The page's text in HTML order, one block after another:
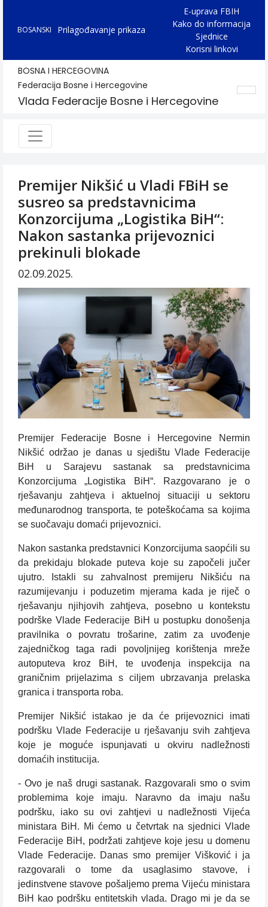
BOSANSKI Prilagođavanje prikaza
E-uprava FBIH
Kako do informacija
Sjednice
Korisni linkovi
BOSNA I HERCEGOVINA
Federacija Bosne i Hercegovine
Vlada Federacije Bosne i Hercegovine
Premijer Nikšić u Vladi FBiH se
susreo sa predstavnicima
Konzorcijuma „Logistika BiH“:
Nakon sastanka prijevoznici
prekinuli blokade
02.09.2025.
Premijer Federacije Bosne i Hercegovine Nermin
Nikšić održao je danas u sjedištu Vlade Federacije
BiH u Sarajevu sastanak sa predstavnicima
Konzorcijuma „Logistika BiH“. Razgovarano je o
rješavanju zahtjeva i aktuelnoj situaciji u sektoru
međunarodnog transporta, te poteškoćama sa kojima
se suočavaju domaći prijevoznici.
Nakon sastanka predstavnici Konzorcijuma saopćili su
da prekidaju blokade puteva koje su započeli jučer
ujutro. Istakli su zahvalnost premijeru Nikšiću na
razumijevanju i poduzetim mjerama kada je riječ o
rješavanju njihjovih zahtjeva, posebno u kontekstu
podrške Vlade Federacije BiH u postupku donošenja
pravilnika o povratu trošarine, zatim za uvođenje
zajedničkog taga radi povoljnijeg korištenja mreže
autoputeva kroz BiH, te uvođenja inspekcija na
graničnim prijelazima s ciljem ubrzavanja prelaska
granica i transporta roba.
Premijer Nikšić istakao je da će prijevoznici imati
podršku Vlade Federacije u rješavanju svih zahtjeva
koje je moguće ispunjavati u okviru nadležnosti
domaćih institucija.
- Ovo je naš drugi sastanak. Razgovarali smo o svim
problemima koje imaju. Naravno da imaju našu
podršku, iako su ovi zahtjevi u nadležnosti Vijeća
ministara BiH. Mi ćemo u četvrtak na sjednici Vlade
Federacije BiH, podržati zahtjeve koje jesu u domenu
Vlade Federacije. Danas smo premijer Višković i ja
razgovarali o tome da usaglasimo stavove, i
jedinstvene stavove pošaljemo prema Vijeću ministara
BiH kao podršku entitetskih vlada. Drago mi je da se